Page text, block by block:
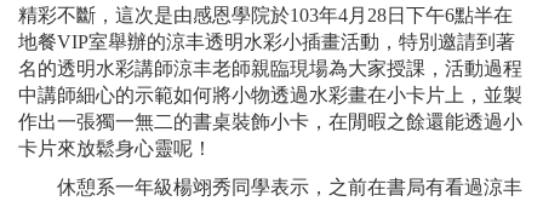
精彩不斷，這次是由感恩學院於103年4月28日下午6點半在
地餐VIP室舉辦的涼丰透明水彩小插畫活動，特別邀請到著
名的透明水彩講師涼丰老師親臨現場為大家授課，活動過程
中講師細心的示範如何將小物透過水彩畫在小卡片上，並製
作出一張獨一無二的書桌裝飾小卡，在閒暇之餘還能透過小
卡片來放鬆身心靈呢！
休憩系一年級楊翊秀同學表示，之前在書局有看過涼丰